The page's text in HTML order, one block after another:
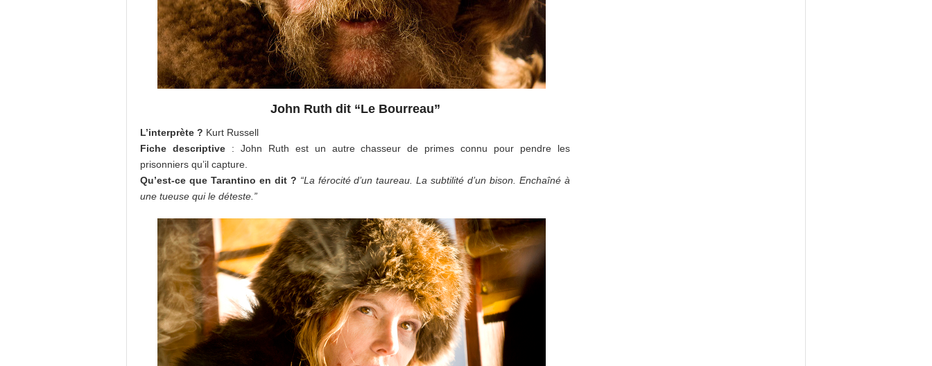
John Ruth dit “Le Bourreau”
L’interprète ? Kurt Russell
Fiche descriptive: John Ruth est un autre chasseur de primes connu pour pendre les
prisonniers qu’il capture.
Qu’est-ce que Tarantino en dit ? “La férocité d’un taureau. La subtilité d’un bison. Enchaîné à
une tueuse qui le déteste.”